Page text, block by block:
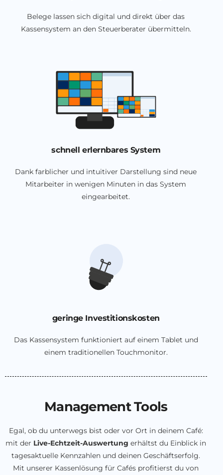
Belege lassen sich digital und direkt über das
Kassensystem an den Steuerberater übermitteln.
schnell erlernbares System
Dank farblicher und intuitiver Darstellung sind neue
Mitarbeiter in wenigen Minuten in das System
eingearbeitet.
geringe Investitionskosten
Das Kassensystem funktioniert auf einem Tablet und
einem traditionellen Touchmonitor.
Management Tools
Egal, ob du unterwegs bist oder vor Ort in deinem Café:
mit der Live-Echtzeit-Auswertung erhältst du Einblick in
tagesaktuelle Kennzahlen und deinen Geschäftserfolg.
Mit unserer Kassenlösung für Cafés profitierst du von